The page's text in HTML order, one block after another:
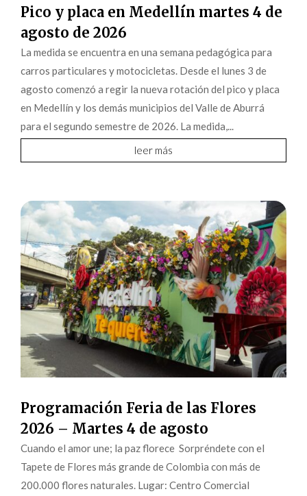
Pico y placa en Medellín martes 4 de
agosto de 2026
La medida se encuentra en una semana pedagógica para
carros particulares y motocicletas. Desde el lunes 3 de
agosto comenzó a regir la nueva rotación del pico y placa
en Medellín y los demás municipios del Valle de Aburrá
para el segundo semestre de 2026. La medida,...
leer más
Programación Feria de las Flores
2026 – Martes 4 de agosto
Cuando el amor une; la paz florece Sorpréndete con el
Tapete de Flores más grande de Colombia con más de
200.000 flores naturales. Lugar: Centro Comercial